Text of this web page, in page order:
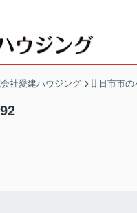
社愛建ハウジング 廿日市市の